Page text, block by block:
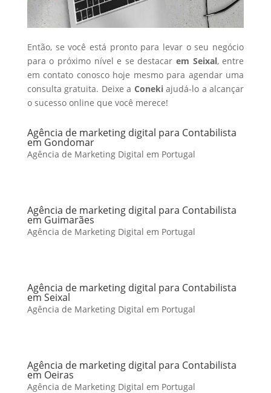
Então, se você está pronto para levar o seu negócio
para o próximo nível e se destacar em Seixal, entre
em contato conosco hoje mesmo para agendar uma
consulta gratuita. Deixe a Conekiajudá-lo a alcançar
o sucesso online que você merece!
Agência de marketing digital para Contabilista
em Gondomar
Agência de Marketing Digital em Portugal
Agência de marketing digital para Contabilista
em Guimarães
Agência de Marketing Digital em Portugal
Agência de marketing digital para Contabilista
em Seixal
Agência de Marketing Digital em Portugal
Agência de marketing digital para Contabilista
em Oeiras
Agência de Marketing Digital em Portugal